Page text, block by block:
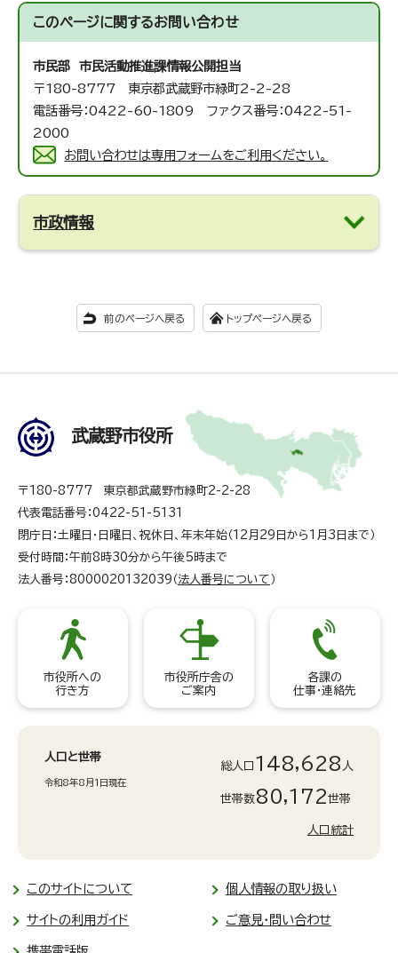
このページに関するお問い合わせ
市民部 市民活動推進課情報公開担当
〒180-8777 東京都武蔵野市緑町2-2-28
電話番号：0422-60-1809 ファクス番号：0422-51-
2000
お問い合わせは専用フォームをご利用ください。
市政情報
前のページへ戻る トップページへ戻る
武蔵野市役所
〒180-8777 東京都武蔵野市緑町2-2-28
代表電話番号：0422-51-5131
閉庁日：土曜日・日曜日、祝休日、年末年始（12月29日から1月3日まで）
受付時間：午前8時30分から午後5時まで
法人番号：8000020132039（ 法人番号について ）
市役所への
行き方
市役所庁舎の
ご案内
各課の
仕事・連絡先
人口と世帯
令和8年8月1日現在
総人口 148,628 人
世帯数80,172世帯
人口統計
このサイトについて 個人情報の取り扱い
サイトの利用ガイド ご意見・問い合わせ